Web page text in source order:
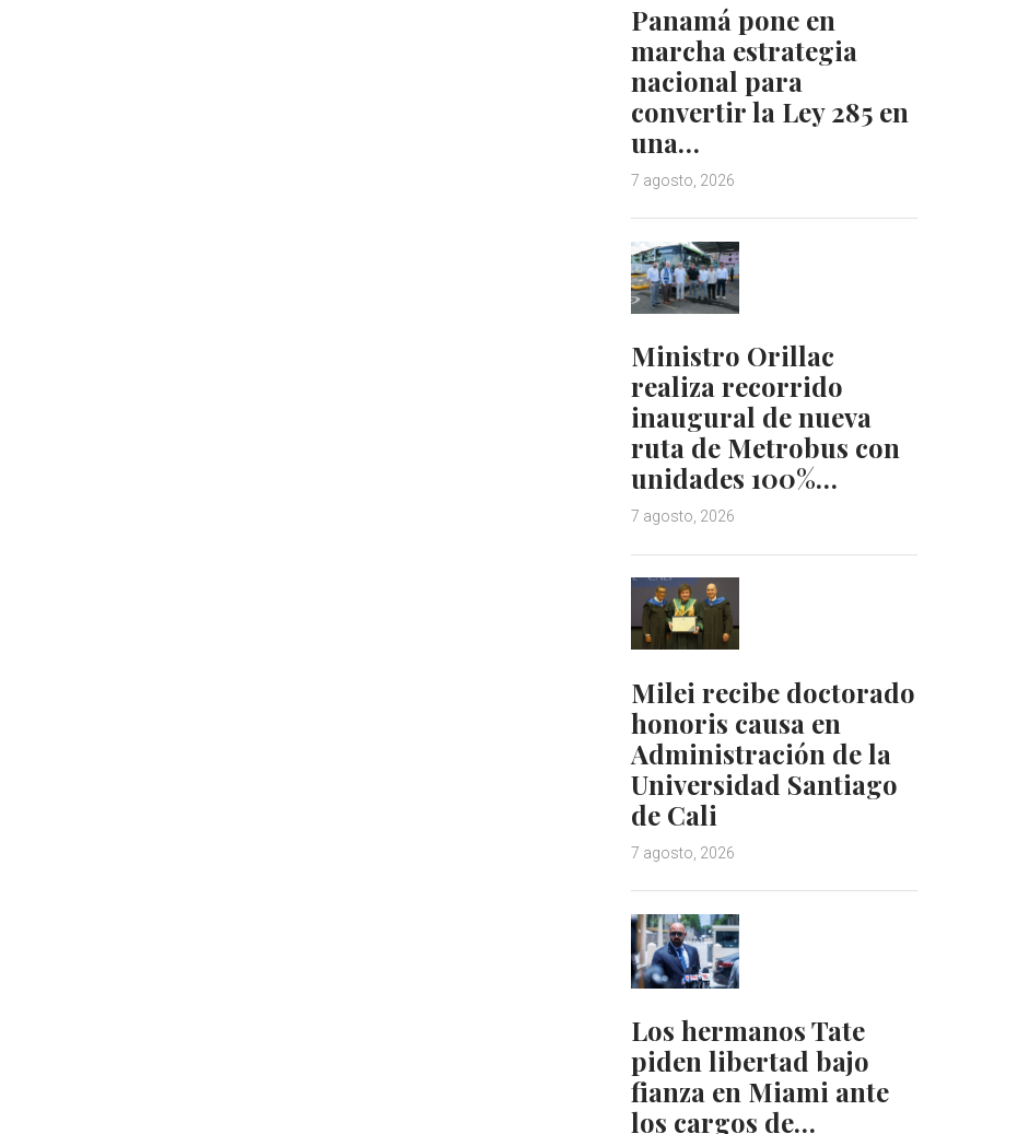
Panamá pone en
marcha estrategia
nacional para
convertir la Ley 285 en
una…
7 agosto, 2026
Ministro Orillac
realiza recorrido
inaugural de nueva
ruta de Metrobus con
unidades 100%…
7 agosto, 2026
Milei recibe doctorado
honoris causa en
Administración de la
Universidad Santiago
de Cali
7 agosto, 2026
Los hermanos Tate
piden libertad bajo
fianza en Miami ante
los cargos de…